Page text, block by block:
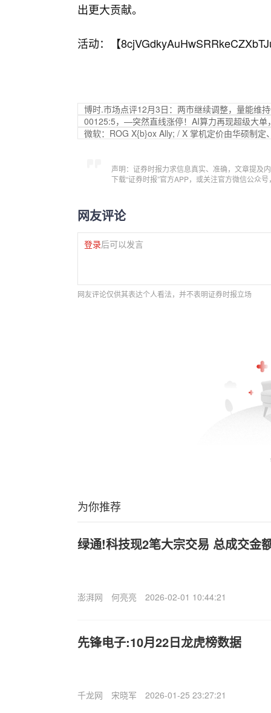
出更大贡献。
活动：【
博时.市场点评12月3日：两市继续调整，量能维
00125:5，—突然直线涨停！AI算力再现超级大单
微软：ROG X{b}ox Ally; / X 掌机定价由华硕制
声明：证券时报力求信息真实、准确，文章提及
下载“证券时报”官方APP，或关注官方微信公众
网友评论
登录后可以发言
网友评论仅供其表达个人看法，并不表明证券时报立场
为你推荐
绿通!科技现2笔大宗交易 总成交金
澎湃网 何亮亮 2026-02-01 10:44:21
先锋电子:10月22日龙虎榜数据
千龙网 宋晓军 2026-01-25 23:27:21